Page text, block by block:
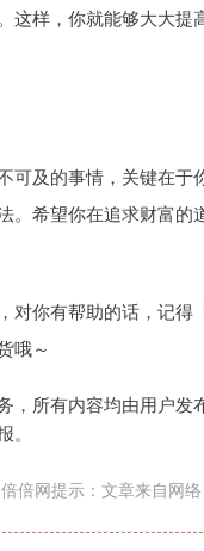
这样，你就能够大大提
可及的事情，关键在于
。希望你在追求财富的
对你有帮助的话，记得
哦～
，所有内容均由用户发
倍倍网提示：文章来自网络